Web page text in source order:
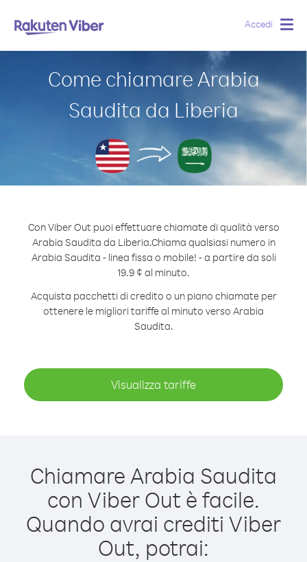
Accedi
Come chiamare Arabia
Saudita da Liberia
Con Viber Out puoi effettuare chiamate di qualità verso
Arabia Saudita da Liberia.Chiama qualsiasi numero in
Arabia Saudita - linea fissa o mobile! - a partire da soli
19.9 ¢ al minuto.
Acquista pacchetti di credito o un piano chiamate per
ottenere le migliori tariffe al minuto verso Arabia
Saudita.
Visualizza tariffe
Chiamare Arabia Saudita
con Viber Out è facile.
Quando avrai crediti Viber
Out, potrai: